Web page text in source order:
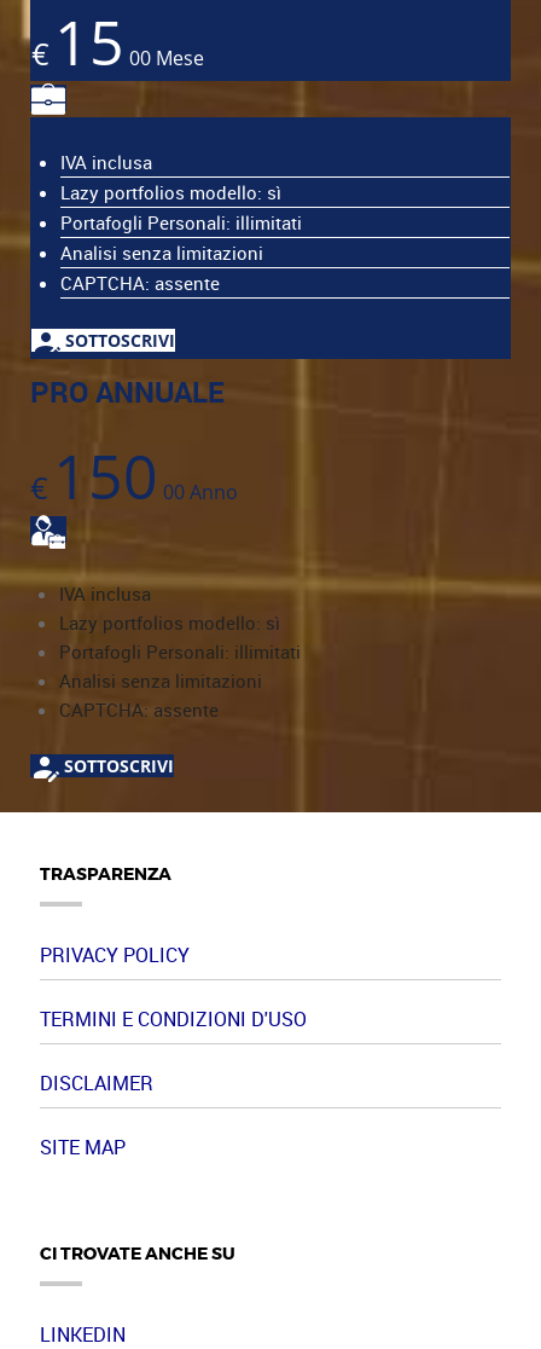
€ 15 00 Mese
IVA inclusa
Lazy portfolios modello: sì
Portafogli Personali: illimitati
Analisi senza limitazioni
CAPTCHA: assente
SOTTOSCRIVI
PRO ANNUALE
€ 150 00Anno
IVA inclusa
Lazy portfolios modello: sì
Portafogli Personali: illimitati
Analisi senza limitazioni
CAPTCHA: assente
SOTTOSCRIVI
TRASPARENZA
PRIVACY POLICY
TERMINI E CONDIZIONI D'USO
DISCLAIMER
SITE MAP
CI TROVATE ANCHE SU
LINKEDIN